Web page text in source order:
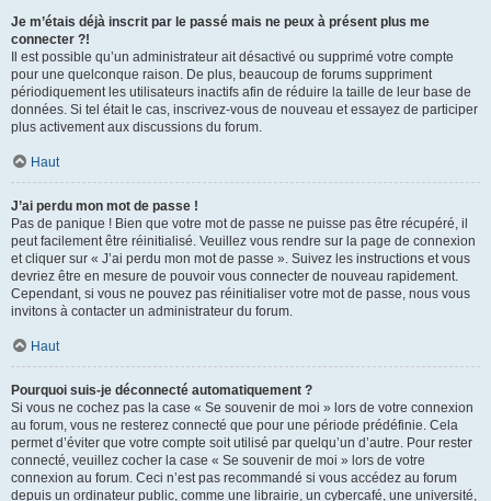
Je m’étais déjà inscrit par le passé mais ne peux à présent plus me
connecter ?!
Il est possible qu’un administrateur ait désactivé ou supprimé votre compte
pour une quelconque raison. De plus, beaucoup de forums suppriment
périodiquement les utilisateurs inactifs afin de réduire la taille de leur base de
données. Si tel était le cas, inscrivez-vous de nouveau et essayez de participer
plus activement aux discussions du forum.
Haut
J’ai perdu mon mot de passe !
Pas de panique ! Bien que votre mot de passe ne puisse pas être récupéré, il
peut facilement être réinitialisé. Veuillez vous rendre sur la page de connexion
et cliquer sur « J’ai perdu mon mot de passe ». Suivez les instructions et vous
devriez être en mesure de pouvoir vous connecter de nouveau rapidement.
Cependant, si vous ne pouvez pas réinitialiser votre mot de passe, nous vous
invitons à contacter un administrateur du forum.
Haut
Pourquoi suis-je déconnecté automatiquement ?
Si vous ne cochez pas la case « Se souvenir de moi » lors de votre connexion
au forum, vous ne resterez connecté que pour une période prédéfinie. Cela
permet d’éviter que votre compte soit utilisé par quelqu’un d’autre. Pour rester
connecté, veuillez cocher la case « Se souvenir de moi » lors de votre
connexion au forum. Ceci n’est pas recommandé si vous accédez au forum
depuis un ordinateur public, comme une librairie, un cybercafé, une université,